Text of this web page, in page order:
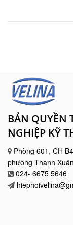
BẢN QUYỀN
NGHIỆP KỸ
Phòng 601, CH
phường Thanh
024- 6675 5646